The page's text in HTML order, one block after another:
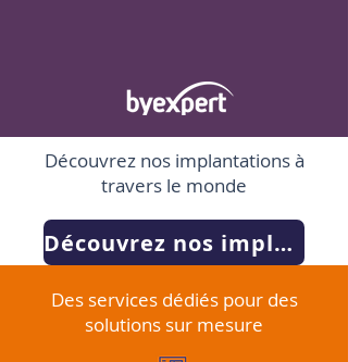
Découvrez nos implantations à
travers le monde
Découvrez nos implantations
Des services dédiés pour des
solutions sur mesure